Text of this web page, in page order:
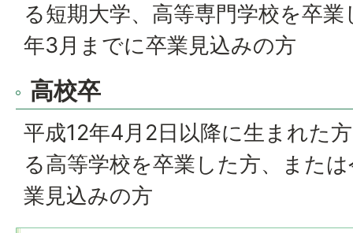
る短期大学、高等専門学校を卒
年3月までに卒業見込みの方
高校卒
平成12年4月2日以降に生まれた
る高等学校を卒業した方、また
業見込みの方